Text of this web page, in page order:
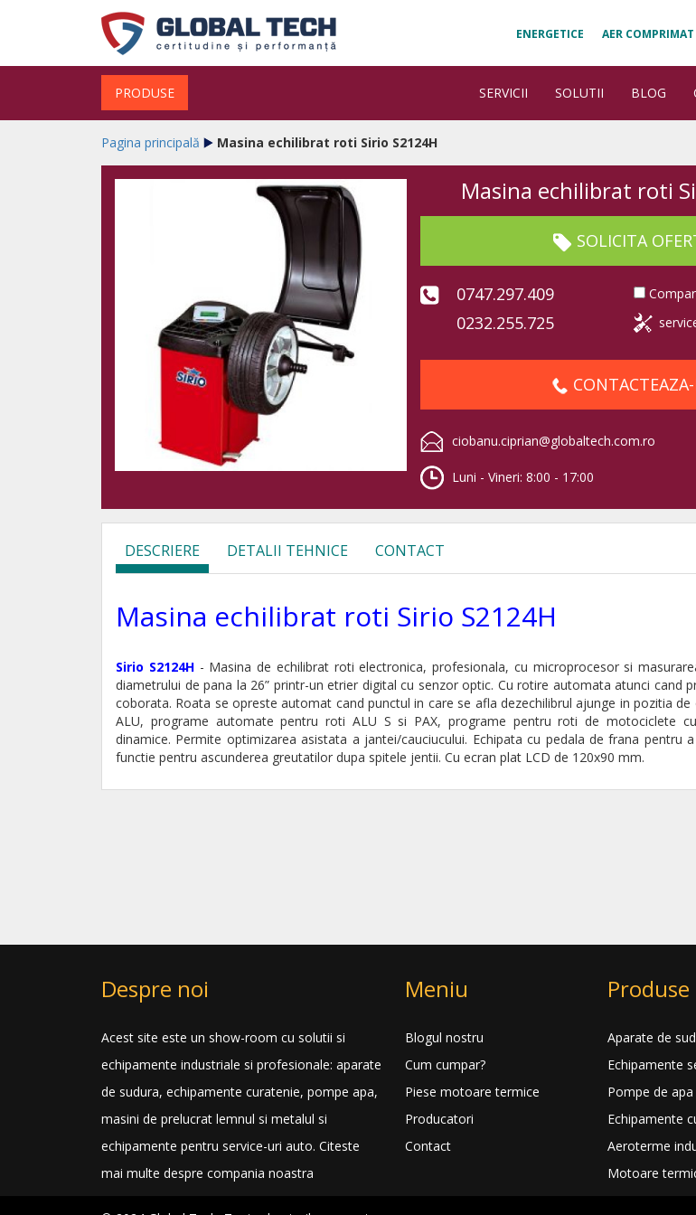
ENERGETICE AER COMPRIMAT
PRODUSE SERVICII SOLUTII BLOG
Pagina principală Masina echilibrat roti Sirio S2124H
Masina echilibrat roti
SOLICITA
0747.297.409
0232.255.725
ciobanu.ciprian@globaltech.com.ro
Luni - Vineri: 8:00 - 17:00
DESCRIERE DETALII TEHNICE CONTACT
Masina echilibrat roti Sirio S2124H
Sirio S2124H - Masina de echilibrat roti electronica, profesionala, cu microprocesor si
diametrului de pana la 26” printr-un etrier digital cu senzor optic. Cu rotire automata atunci cand
coborata. Roata se opreste automat cand punctul in care se afla dezechilibrul ajunge in pozitia
ALU, programe automate pentru roti ALU S si PAX, programe pentru roti de motociclete
dinamice. Permite optimizarea asistata a jantei/cauciucului. Echipata cu pedala de frana pentru
functie pentru ascunderea greutatilor dupa spitele jentii. Cu ecran plat LCD de 120x90 mm.
Despre noi
Acest site este un show-room cu solutii si
echipamente industriale si profesionale: aparate
de sudura, echipamente curatenie, pompe apa,
masini de prelucrat lemnul si metalul si
echipamente pentru service-uri auto. Citeste
mai multe despre compania noastra
Meniu
Blogul nostru
Cum cumpar?
Piese motoare termice
Producatori
Contact
Produse
Aparate de
Echipamente
Pompe de apa
Echipamente
Aeroterme
Motoare